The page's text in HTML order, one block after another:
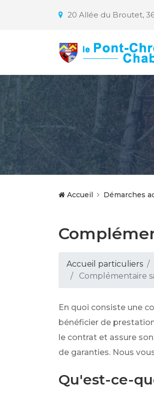
20 Allée du Broutet,
Accueil Démarches
Accueil particuliers
Complémentaire
En quoi consiste une
bénéficier de
le contrat et assure
de garanties. Nous
Qu'est-ce-